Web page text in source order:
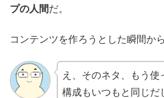
プの人間だ。
コンテンツを作ろうとした瞬間から
え、そのネタ、もう使
構成もいつもと同じだ